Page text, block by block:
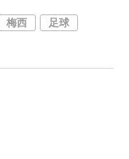
梅西
足球